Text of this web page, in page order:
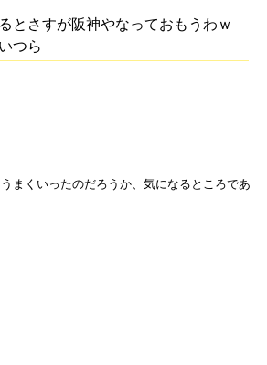
とさすが阪神やなっておもうわｗ
つら
まくいったのだろうか、気になるところであ